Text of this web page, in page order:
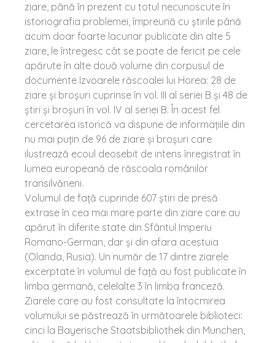
ziare, până în prezent cu totul necunoscute în
istoriografia problemei, împreună cu știrile până
acum doar foarte lacunar publicate din alte 5
ziare, le întregesc cât se poate de fericit pe cele
apărute în alte două volume din corpusul de
documente Izvoarele răscoalei lui Horea: 28 de
ziare și broșuri cuprinse în vol. III al seriei B și 48 de
știri și broșuri în vol. IV al seriei B. În acest fel
cercetarea istorică va dispune de informațiile din
nu mai puțin de 96 de ziare și broșuri care
ilustrează ecoul deosebit de intens înregistrat în
lumea europeană de răscoala românilor
transilvăneni.
Volumul de față cuprinde 607 știri de presă
extrase în cea mai mare parte din ziare care au
apărut în diferite state din Sfântul Imperiu
Romano-German, dar și din afara acestuia
(Olanda, Rusia). Un număr de 17 dintre ziarele
excerptate în volumul de față au fost publicate în
limba germană, celelalte 3 în limba franceză.
Ziarele care au fost consultate la întocmirea
volumului se păstrează în următoarele biblioteci:
cinci la Bayerische Staatsbibliothek din Munchen,